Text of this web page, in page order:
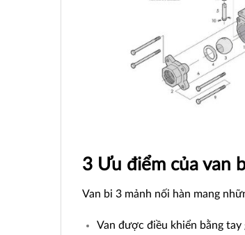
3 Ưu điểm của van
Van bi 3 mảnh nối hàn mang
Van được điều khiển bằng